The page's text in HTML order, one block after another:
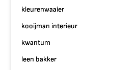
kleurenwaaier
kooijman interieur
kwantum
leen bakker